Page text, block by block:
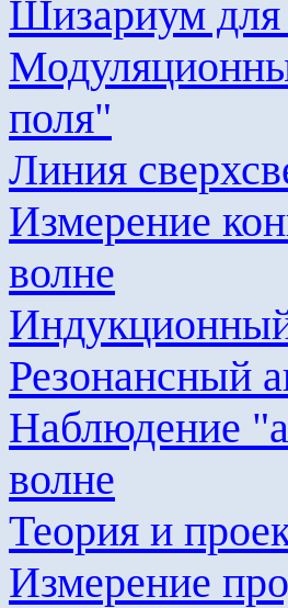
Шизариум
поля"
Линия
Измерение
волне
Резонансный
Наблюдение "
волне
Теория и
Измерение